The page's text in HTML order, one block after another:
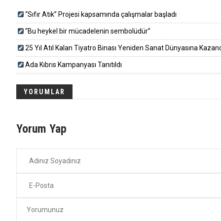
“Sıfır Atık” Projesi kapsamında çalışmalar başladı
“Bu heykel bir mücadelenin sembolüdür”
25 Yıl Atıl Kalan Tiyatro Binası Yeniden Sanat Dünyasına
Ada Kıbrıs Kampanyası Tanıtıldı
YORUMLAR
Yorum Yap